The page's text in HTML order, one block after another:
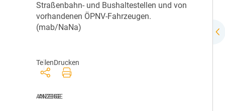
Straßenbahn- und Bushaltestellen und von
vorhandenen ÖPNV-Fahrzeugen.
(mab/NaNa)
TeilenDrucken